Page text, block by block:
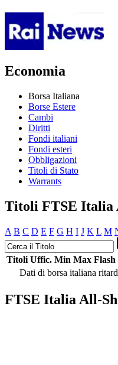
Economia
Borsa Italiana
Borse Estere
Cambi
Diritti
Fondi italiani
Fondi esteri
Obbligazioni
Titoli di Stato
Warrants
Titoli FTSE Italia
A B C D E F G H I J K L M
Titoli Uffic. Min Max Flash
Dati di borsa italiana
FTSE Italia All-